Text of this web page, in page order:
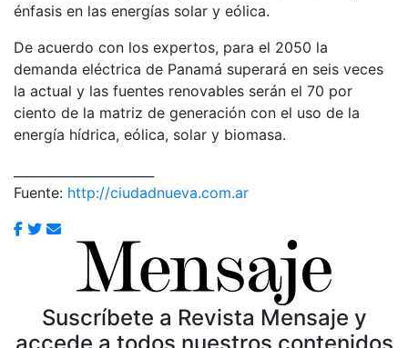
énfasis en las energías solar y eólica.
De acuerdo con los expertos, para el 2050 la
demanda eléctrica de Panamá superará en seis veces
la actual y las fuentes renovables serán el 70 por
ciento de la matriz de generación con el uso de la
energía hídrica, eólica, solar y biomasa.
Fuente: http://ciudadnueva.com.ar
Suscríbete a Revista Mensaje y